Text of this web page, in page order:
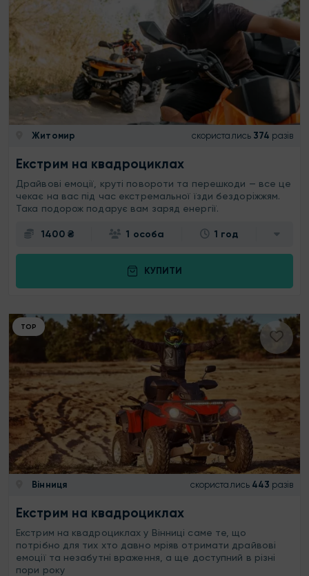
Житомир скористались 374 разів
Екстрим на квадроциклах
Драйвові емоції, круті повороти та перешкоди — все це
чекає на вас під час екстремальної їзди бездоріжжям.
Така подорож подарує вам заряд енергії.
1400 ₴ 1 особа 1 год
КУПИТИ
ТОР
Вінниця скористались 443 разів
Екстрим на квадроциклах
Екстрим на квадроциклах у Вінниці саме те, що
потрібно для тих хто давно мріяв отримати драйвові
емоції та незабутні враження, а ще доступний в різні
пори року